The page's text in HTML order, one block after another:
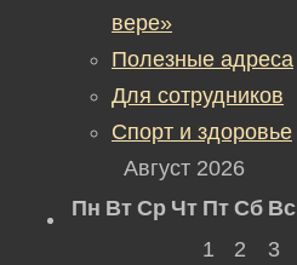
вере»
Полезные адреса
Для сотрудников
Спорт и здоровье
Август 2026
Пн Вт Ср Чт Пт Сб Вс
1
2 3